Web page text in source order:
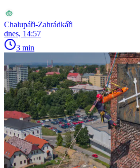
Chalupáři-Zahrádkáři
dnes, 14:57
3 min